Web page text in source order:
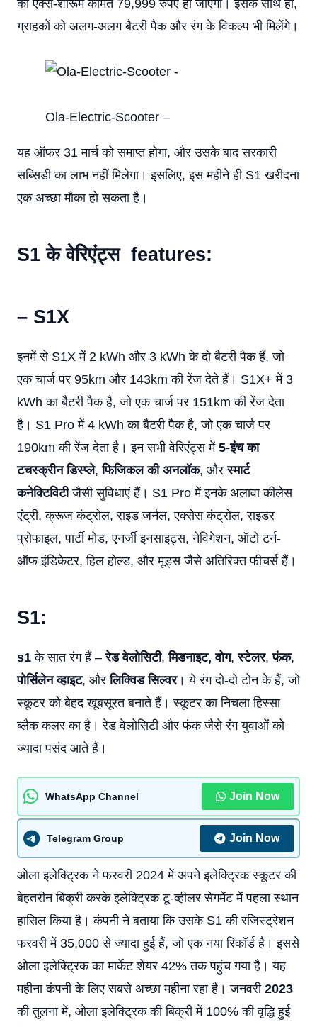
की एक्स-शोरूम कीमत 79,999 रुपए हो जाएगी। इसके साथ ही,
ग्राहकों को अलग-अलग बैटरी पैक और रंग के विकल्प भी मिलेंगे।
Ola-Electric-Scooter –
यह ऑफर 31 मार्च को समाप्त होगा, और उसके बाद सरकारी
सब्सिडी का लाभ नहीं मिलेगा। इसलिए, इस महीने ही S1 खरीदना
एक अच्छा मौका हो सकता है।
S1 के वेरिएंट्स features:
– S1X
इनमें से S1X में 2 kWh और 3 kWh के दो बैटरी पैक हैं, जो
एक चार्ज पर 95km और 143km की रेंज देते हैं। S1X+ में 3
kWh का बैटरी पैक है, जो एक चार्ज पर 151km की रेंज देता
है। S1 Pro में 4 kWh का बैटरी पैक है, जो एक चार्ज पर
190km की रेंज देता है। इन सभी वेरिएंट्स में5-इंच का
टचस्क्रीन डिस्प्ले,फिजिकल की अनलॉक, औरस्मार्ट
कनेक्टिविटीजैसी सुविधाएं हैं। S1 Pro में इनके अलावा कीलेस
एंट्री, क्रूज कंट्रोल, राइड जर्नल, एक्सेस कंट्रोल, राइडर
प्रोफाइल, पार्टी मोड, एनर्जी इनसाइट्स, नेविगेशन, ऑटो टर्न-
ऑफ इंडिकेटर, हिल होल्ड, और मूड्स जैसे अतिरिक्त फीचर्स हैं।
S1:
s1 के सात रंग हैं –रेड वेलोसिटी,मिडनाइट, वोग,स्टेलर,फंक,
पोर्सिलेन व्हाइट, औरलिक्विड सिल्वर। ये रंग दो-दो टोन के हैं, जो
स्कूटर को बेहद खूबसूरत बनाते हैं। स्कूटर का निचला हिस्सा
ब्लैक कलर का है। रेड वेलोसिटी और फंक जैसे रंग युवाओं को
ज्यादा पसंद आते हैं।
WhatsApp Channel Join Now
Telegram Group Join Now
ओला इलेक्ट्रिक ने फरवरी 2024 में अपने इलेक्ट्रिक स्कूटर की
बेहतरीन बिक्री करके इलेक्ट्रिक टू-व्हीलर सेगमेंट में पहला स्थान
हासिल किया है। कंपनी ने बताया कि उसके S1 की रजिस्ट्रेशन
फरवरी में 35,000 से ज्यादा हुई हैं, जो एक नया रिकॉर्ड है। इससे
ओला इलेक्ट्रिक का मार्केट शेयर 42% तक पहुंच गया है। यह
महीना कंपनी के लिए सबसे अच्छा महीना रहा है। जनवरी 2023
की तुलना में, ओला इलेक्ट्रिक की बिक्री में 100% की वृद्धि हुई